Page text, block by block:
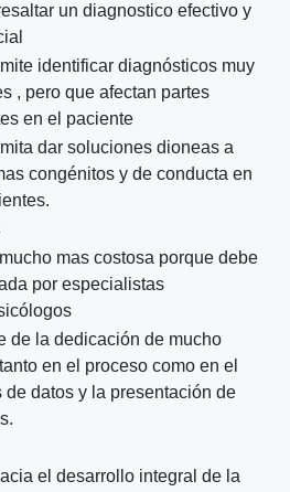
un diagnostico efectivo y
identificar diagnósticos muy
, pero que afectan partes
en el paciente
dar soluciones dioneas a
congénitos y de conducta en
mas costosa porque debe
por especialistas
de la dedicación de mucho
en el proceso como en el
de datos y la presentación de
el desarrollo integral de la